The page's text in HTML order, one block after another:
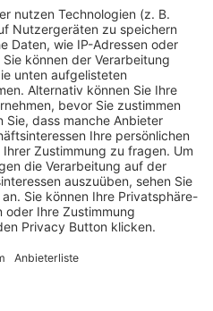
in Bezug auf
dar. Ihre Entwicklung und
Überlegungen, um
der Gesellschaft beitragen